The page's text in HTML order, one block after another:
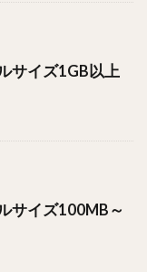
サイズ1GB以上
サイズ100MB～